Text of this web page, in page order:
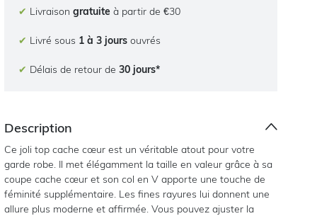
✔ Livraisongratuite à partir de €30
✔ Livré sous 1 à 3 jours ouvrés
✔ Délais de retour de30 jours*
Description
Ce joli top cache cœur est un véritable atout pour votre
garde robe. Il met élégamment la taille en valeur grâce à sa
coupe cache cœur et son col en V apporte une touche de
féminité supplémentaire. Les fines rayures lui donnent une
allure plus moderne et affirmée. Vous pouvez ajuster la